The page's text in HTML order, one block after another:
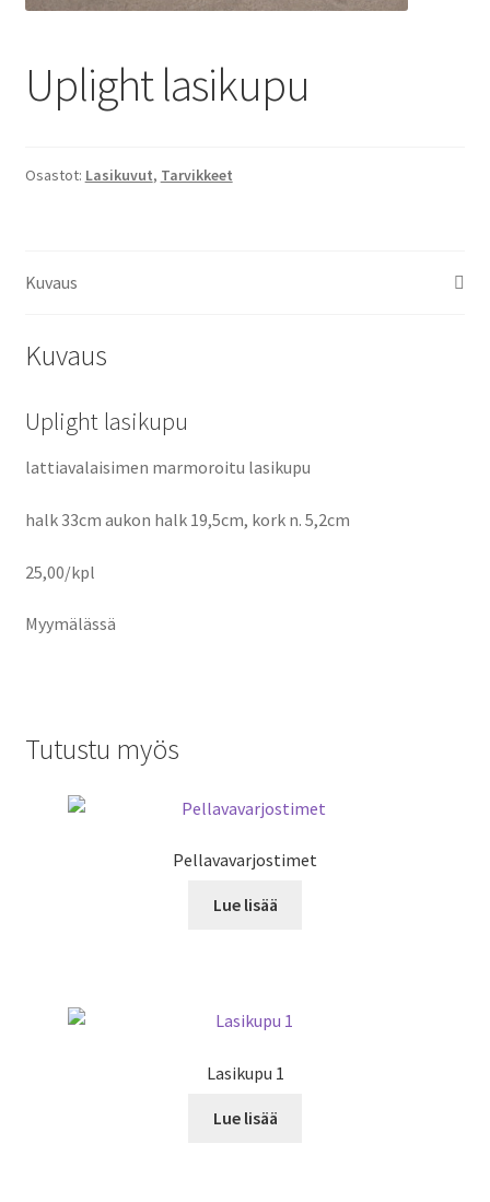
Uplight lasikupu
Osastot: Lasikuvut, Tarvikkeet
Kuvaus
Kuvaus
Uplight lasikupu
lattiavalaisimen marmoroitu lasikupu
halk 33cm aukon halk 19,5cm, kork n. 5,2cm
25,00/kpl
Myymälässä
Tutustu myös
Pellavavarjostimet
Lue lisää
Lasikupu 1
Lue lisää